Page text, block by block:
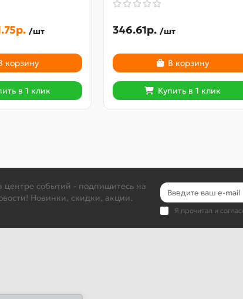
/шт
корзину
в 1 клик
346.61р. /шт
В корзину
Купить в 1 клик
центре событий - подпишитесь на
Новинки, скидки, акции.
Я прочитал и